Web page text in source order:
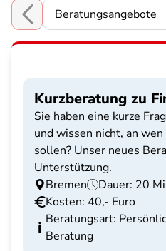
Choose a section
Kurzberatung zu
Sie haben eine kurze
und wissen nicht, an
sollen? Unser neues
Unterstützung.
Bremen
Dauer: 20
Kosten: 40,- Euro
Beratungsart:
Beratung